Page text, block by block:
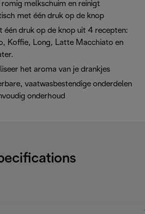
romig melkschuim en reinigt
met één druk op de knop
één druk op de knop uit 4 recepten:
Koffie, Long, Latte Macchiato en
het aroma van je drankjes
vaatwasbestendige onderdelen
onderhoud